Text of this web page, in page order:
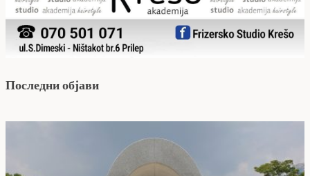
Последни објави